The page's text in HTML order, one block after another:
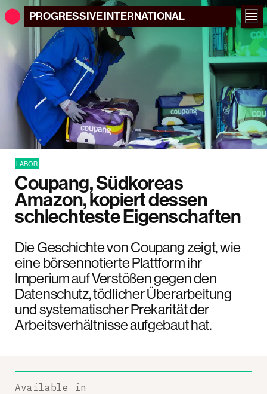
PROGRESSIVEINTERNATIONAL
LABOR
Coupang, Südkoreas
Amazon, kopiert dessen
schlechteste Eigenschaften
Die Geschichte von Coupang zeigt, wie
eine börsennotierte Plattform ihr
Imperium auf Verstößen gegen den
Datenschutz, tödlicher Überarbeitung
und systematischer Prekarität der
Arbeitsverhältnisse aufgebaut hat.
Available in